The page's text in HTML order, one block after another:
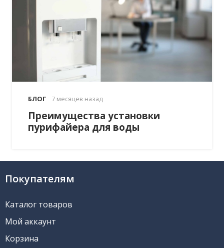
БЛОГ 7 месяцев назад
Преимущества установки
пурифайера для воды
Покупателям
Каталог товаров
Мой аккаунт
Корзина